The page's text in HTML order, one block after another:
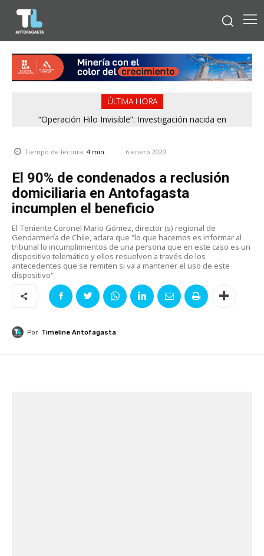
ÚLTIMA HORA
“Operación Hilo Invisible”: Investigación nacida en
Tiempo de lectura: 4min. 6 enero 2020
El 90% de condenados a reclusión
domiciliaria en Antofagasta
incumplen el beneficio
El Teniente Coronel Mario Gómez, director (s) regional de
Gendarmería de Chile, aclara que "lo que hacemos es informar al
tribunal lo incumplimientos de una persona que en este caso es un
dispositivo telemático y ellos resuelven a través de los
antecedentes que se remiten si va a mantener el uso de este
dispositivo"
Por Timeline Antofagasta